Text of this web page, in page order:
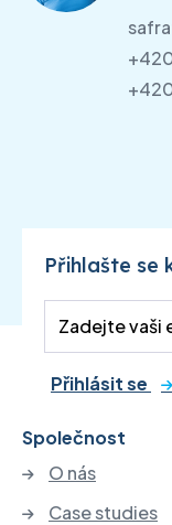
Přihlašte se
Přihlásit se
Společnost
O nás
Case studies